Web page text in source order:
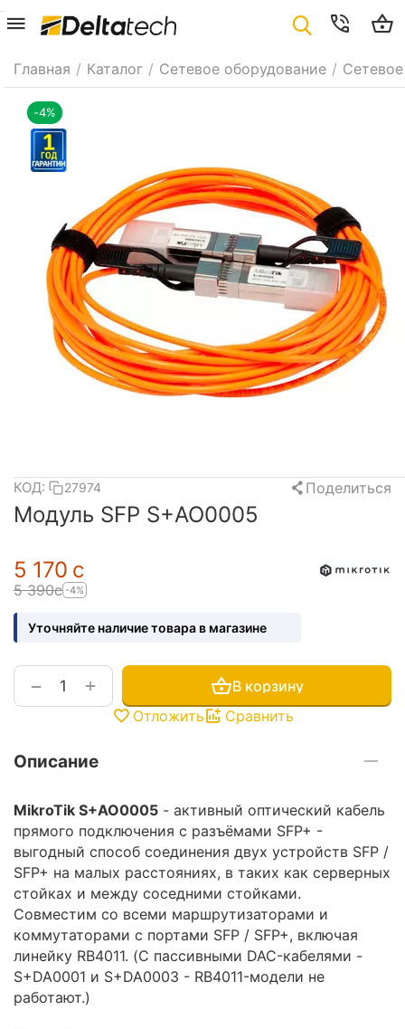
Главная / Каталог / Сетевое оборудование /
-4%
КОД: 27974 Поделиться
Модуль SFP S+AO0005
5 170 с
5 390с -4%
Уточняйте наличие товара в магазине
+
−
В корзину
Отложить
Сравнить
Описание
MikroTik S+AO0005 - активный оптический кабель
прямого подключения с разъёмами SFP+ -
выгодный способ соединения двух устройств SFP /
SFP+ на малых расстояниях, в таких как серверных
стойках и между соседними стойками.
Совместим со всеми маршрутизаторами и
коммутаторами с портами SFP / SFP+, включая
линейку RB4011. (С пассивными DAC-кабелями -
S+DA0001 и S+DA0003 - RB4011-модели не
работают.)